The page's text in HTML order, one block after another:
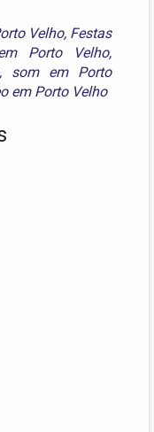
Velho, Festas
Porto Velho,
, som em Porto
em Porto Velho